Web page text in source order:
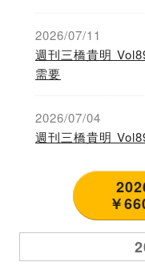
2026/07/11
週刊三橋貴明
需要
2026/07/04
週刊三橋貴明